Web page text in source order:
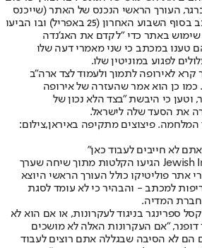
העורך הראשי הנכנס של האתר (שייכנס
לתפקידו בעוד יומיים) מכתב בסוף השבוע האחרון (25 באפריל) ובו הביעו
באתר כדי "לקדם את האג'נדה
טענו במכתב כי שני מאמרי דעה שלו
לפגוע במוניטין שלו.
קרא לאירופה לתמוך ולעמוד לצד ארה"ב
כן הוא אמר שהעזרה של אירופה
וטען כי היבשת "בצד הלא נכון של
את הסעד שלה לישראל.
פיצוצים מתקיפה באיראן,צילום:
לא חייבים לעבוד כאן"
אתמול (שלישי) לידי Jewish Insider הגיעו הקלטות מתוך שיחה שערך
עם בכירי אתר פוליטיקו כולל העורך הראשי היוצא
למכתב - והבהיר כי לא עומד לסגת
חברת המדיה.
ספרינגר בניגוד לעקרונות, או אם הוא לא
"אם העקרונות האלה לא מושכים
הם לא הסיבה שבגללה אתם רוצים לעבוד